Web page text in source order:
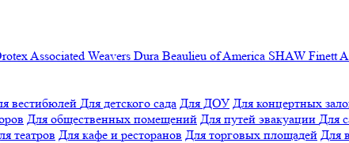
Associated Weavers Dura Beaulieu of America SHAW Finett
вестибюлей Для детского сада Для ДОУ Для концертных
Для общественных помещений Для путей эвакуации Для
театров Для кафе и ресторанов Для торговых площадей Для